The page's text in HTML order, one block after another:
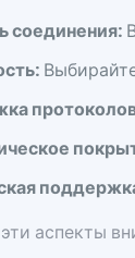
соединения:
аспекты